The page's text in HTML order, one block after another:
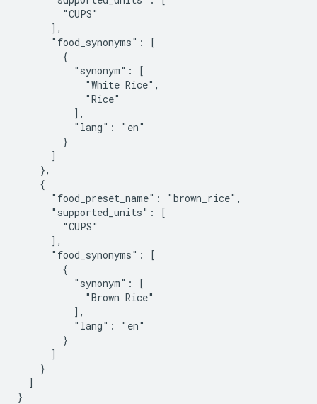
        "CUPS"
      ],
      "food_synonyms": [
        {
          "synonym": [
            "White Rice",
            "Rice"
          ],
          "lang": "en"
        }
      ]
    },
    {
      "food_preset_name": "brown_rice",
      "supported_units": [
        "CUPS"
      ],
      "food_synonyms": [
        {
          "synonym": [
            "Brown Rice"
          ],
          "lang": "en"
        }
      ]
    }
  ]
}